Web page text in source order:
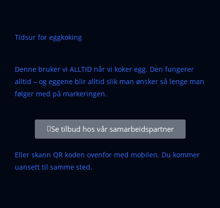
Tidsur for eggkoking
Denne bruker vi ALLTID når vi koker egg. Den fungerer
alltid – og eggene blir alltid slik man ønsker så lenge man
følger med på markeringen.
Se tilbud hos vår samarbeidspartner
Eller skann QR koden ovenfor med mobilen. Du kommer
uansett til samme sted.